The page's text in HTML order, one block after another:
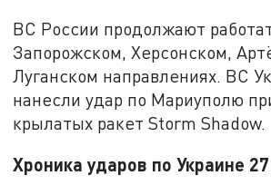
ВС России продолжают
Запорожском, Херсонском,
Луганском направлениях. ВС
нанесли удар по Мариуполю
крылатых ракет Storm Shadow.
Хроника ударов по Украине